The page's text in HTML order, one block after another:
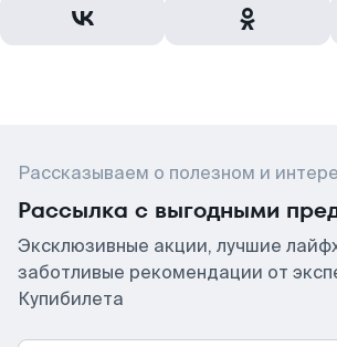
Рассказываем о полезном и
Рассылка с выгодными
Эксклюзивные акции, лучшие
заботливые рекомендации от
Купибилета